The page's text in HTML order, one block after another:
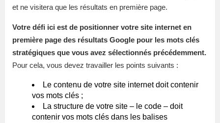
et ne visitera que les résultats en première page.
Votre défi ici est de positionner votre site internet en
première page des résultats Google pour les mots clés
stratégiques que vous avez sélectionnés précédemment.
Pour cela, vous devez travailler les points suivants :
Le contenu de votre site internet doit contenir
vos mots clés ;
La structure de votre site – le code – doit
contenir vos mots clés dans les balises